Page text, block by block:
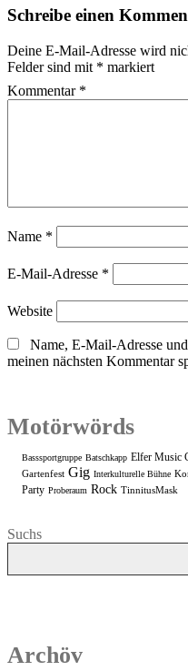
Schreibe einen
Deine E-Mail-Adresse wird
Felder sind mit * markiert
Kommentar *
Name *
E-Mail-Adresse *
Website
Name, E-Mail-Adresse
meinen nächsten Kommentar
Motörwörds
Basssportgruppe Batschkapp Elfer Music
Gartenfest Gig Interkulturelle Bühne
Party Proberaum Rock TinnitusMask
Suchs
Archöv